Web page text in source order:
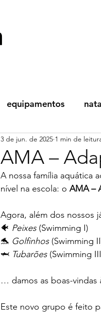
equipamentos
Aulas treinos
AMA –
3 de jun. de 2025 1 min de
A nossa família aquática
nível na escola: o AMA –
Agora, além dos nossos
🐠 Peixes (Swimming I)
🐬 Golfinhos (Swimming
🦈 Tubarões (Swimming
… damos as boas-vindas
Este novo grupo é feito